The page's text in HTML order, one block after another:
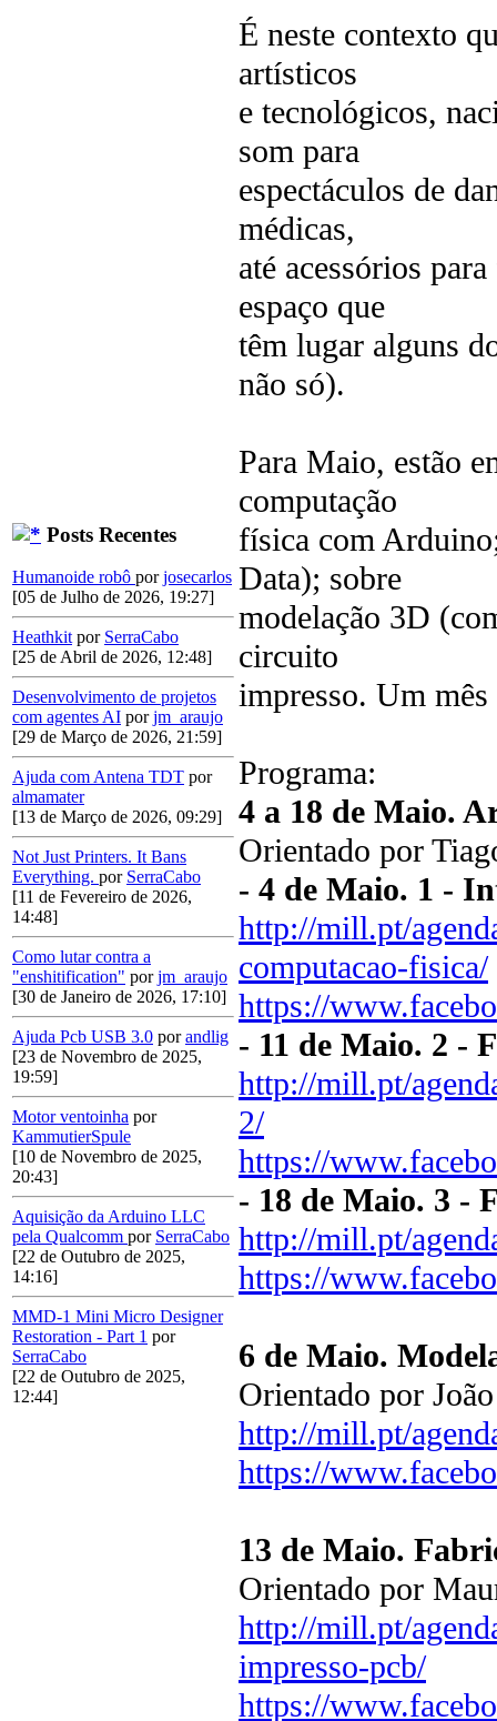
Posts Recentes
Humanoide robô porjosecarlos
[05 de Julho de 2026, 19:27]
Heathkit por SerraCabo
[25 de Abril de 2026, 12:48]
Desenvolvimento de projetos
com agentes AI porjm_araujo
[29 de Março de 2026, 21:59]
Ajuda com Antena TDT por
almamater
[13 de Março de 2026, 09:29]
Not Just Printers. It Bans
Everything. por SerraCabo
[11 de Fevereiro de 2026,
14:48]
Como lutar contra a
"enshitification" porjm_araujo
[30 de Janeiro de 2026, 17:10]
Ajuda Pcb USB 3.0 porandlig
[23 de Novembro de 2025,
19:59]
Motor ventoinha por
KammutierSpule
[10 de Novembro de 2025,
20:43]
Aquisição da Arduino LLC
pela Qualcomm por SerraCabo
[22 de Outubro de 2025,
14:16]
MMD-1 Mini Micro Designer
Restoration - Part 1 por
SerraCabo
[22 de Outubro de 2025,
12:44]
É neste contexto
artísticos
e tecnológicos,
som para
espectáculos de
médicas,
até acessórios
espaço que
têm lugar alguns
não só).
Para Maio, estão
computação
física com
Data); sobre
modelação 3D
circuito
impresso. Um
Programa:
4 a 18 de Maio.
Orientado por
- 4 de Maio. 1 -
http://mill.pt/
computacao-fisica/
https://
- 11 de Maio. 2 -
http://mill.pt/
2/
https://
- 18 de Maio. 3 -
http://mill.pt/
https://
6 de Maio.
Orientado por
http://mill.pt/
https://
13 de Maio.
Orientado por
http://mill.pt/
impresso-pcb/
https://